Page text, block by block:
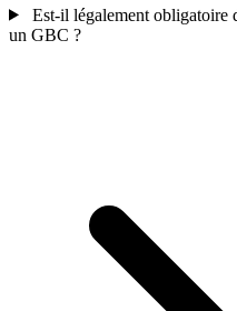
Est-il légalement obligatoire
un GBC ?